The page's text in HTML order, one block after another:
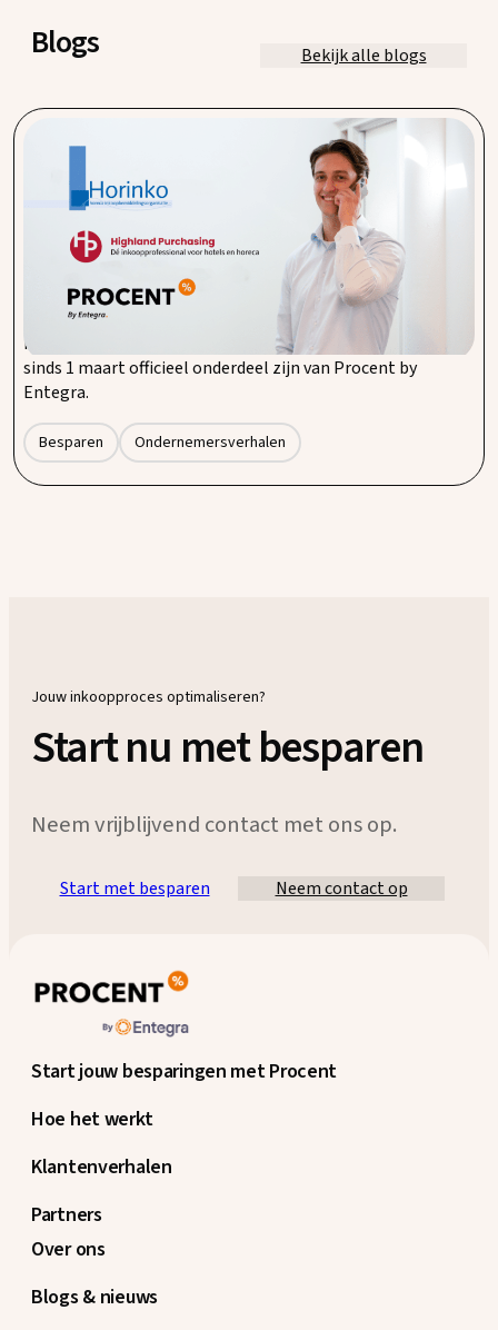
Blogs Bekijk alle blogs
Procent by Entegra breidt uit met Horinko en
Highland Purchasing.
Bij Procent by Entegra zijn we continu op zoek naar
mogelijkheden om onze dienstverlening te verbeteren en
nóg meer toegevoegde waarde te leveren aan onze klanten
en partners. Daarom zijn we trots om aan te kondigen dat
Horinko en het bijbehorende label Highland Purchasing
sinds 1 maart officieel onderdeel zijn van Procent by
Entegra.
Besparen Ondernemersverhalen
Jouw inkoopproces optimaliseren?
Start nu met besparen
Neem vrijblijvend contact met ons op.
Start met besparen Neem contact op
Start jouw besparingen met Procent
Hoe het werkt
Klantenverhalen
Partners
Over ons
Blogs & nieuws